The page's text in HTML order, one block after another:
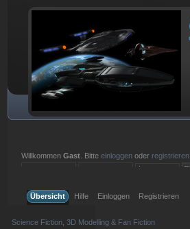
WillkommenGast . Bitteeinloggen oder registrieren
Übersicht
Hilfe Einloggen Registrieren
Science Fiction, 3D Modelling & Fan Fiction